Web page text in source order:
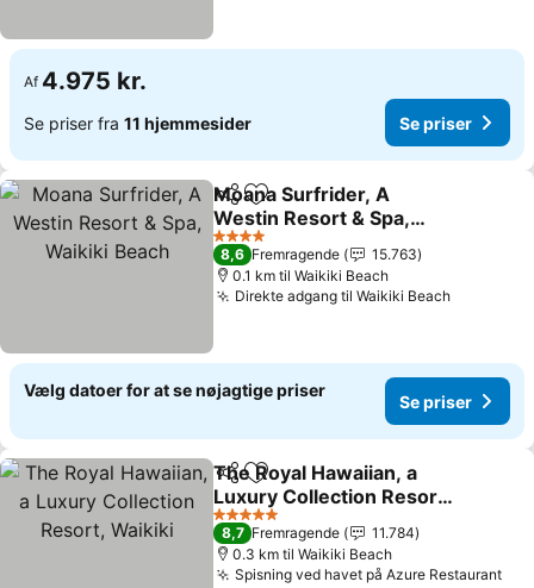
Af 4.975 kr.
Se priser fra 11 hjemmesider Se priser
Del Føj til favoritter
Moana Surfrider, A
Westin Resort & Spa,
Waikiki Beach
4 Stjerner
8,6 Fremragende
15.763
0.1 km til Waikiki Beach
Direkte adgang til Waikiki Beach
Vælg datoer for at se nøjagtige priser
Se priser
Del Føj til favoritter
The Royal Hawaiian, a
Luxury Collection Resort,
Waikiki
5 Stjerner
8,7 Fremragende
11.784
0.3 km til Waikiki Beach
Spisning ved havet på Azure Restaurant